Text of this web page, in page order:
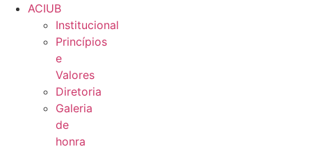
ACIUB
Institucional
Princípios
e
Valores​
Diretoria
Galeria
de
honra